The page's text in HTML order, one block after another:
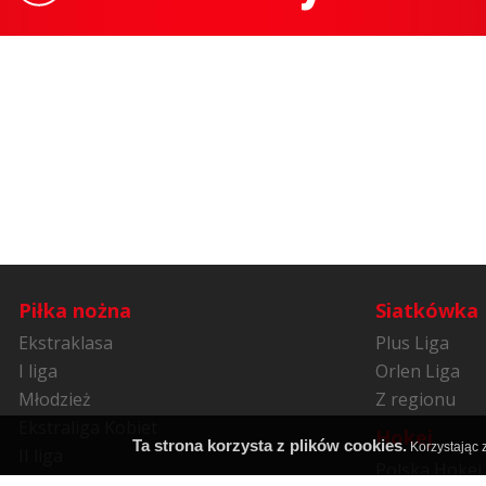
Piłka nożna
Ekstraklasa
I liga
Młodzież
Siatkówka
Plus Liga
Orlen Liga
Z regionu
Hokej
Polska Hokej
Ta strona korzysta z plików cookies. Korzystając